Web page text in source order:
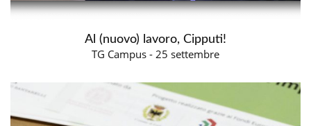
Al (nuovo) lavoro, Cipputi!
TG Campus - 25 settembre